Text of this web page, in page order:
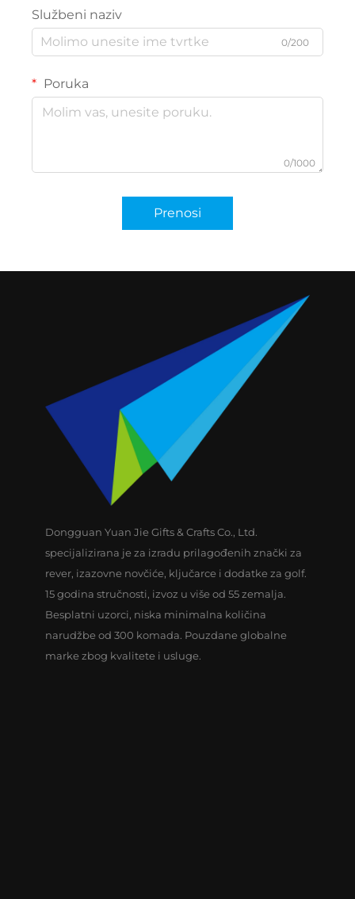
Službeni naziv
0/200
Poruka
0/1000
Prenosi
Dongguan Yuan Jie Gifts & Crafts Co., Ltd.
specijalizirana je za izradu prilagođenih znački za
rever, izazovne novčiće, ključarce i dodatke za golf.
15 godina stručnosti, izvoz u više od 55 zemalja.
Besplatni uzorci, niska minimalna količina
narudžbe od 300 komada. Pouzdane globalne
marke zbog kvalitete i usluge.